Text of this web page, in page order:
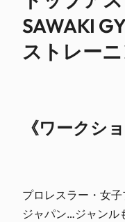
SAWAKI
ストレー
《ワークシ
プロレスラー・女
ジャパン…ジャンル